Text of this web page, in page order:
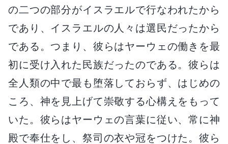
の二つの部分がイスラエルで行なわれたから
であり、イスラエルの人々は選民だったから
である。つまり、彼らはヤーウェの働きを最
初に受け入れた民族だったのである。彼らは
全人類の中で最も堕落しておらず、はじめの
ころ、神を見上げて崇敬する心構えをもって
いた。彼らはヤーウェの言葉に従い、常に神
殿で奉仕をし、祭司の衣や冠をつけた。彼ら